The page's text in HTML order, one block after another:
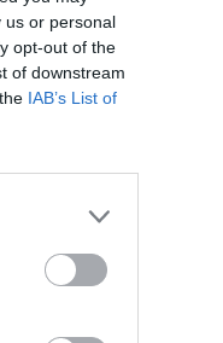
us or personal
opt-out of the
of downstream
IAB’s List of